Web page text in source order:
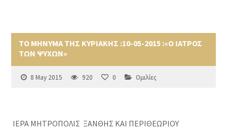
ΤΟ ΜΗΝΥΜΑ ΤΗΣ ΚΥΡΙΑΚΗΣ :10-05-2015 :«Ο ΙΑΤΡΟΣ
ΤΩΝ ΨΥΧΩΝ»
8 May 2015 920 0 Ομιλίες
ΙΕΡΑ ΜΗΤΡΟΠΟΛΙΣ ΞΑΝΘΗΣ ΚΑΙ ΠΕΡΙΘΕΩΡΙΟΥ